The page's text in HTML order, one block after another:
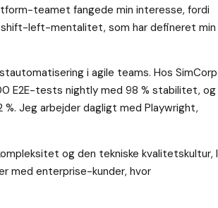
teamet fangede min interesse, fordi
left-mentalitet, som har defineret min
i agile teams. Hos SimCorp
E2E-tests nightly med 98 % stabilitet, og
Jeg arbejder dagligt med Playwright,
og den tekniske kvalitetskultur, I
med enterprise-kunder, hvor